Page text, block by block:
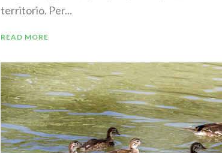
territorio. Per...
READ MORE